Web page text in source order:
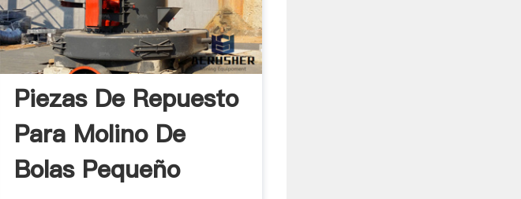
Piezas De Repuesto
Para Molino De
Bolas Pequeño